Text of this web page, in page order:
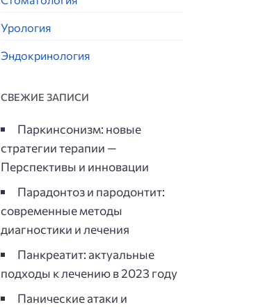
Урология
Эндокринология
СВЕЖИЕ ЗАПИСИ
Паркинсонизм: новые
стратегии терапии —
Перспективы и инновации
Парадонтоз и пародонтит:
современные методы
диагностики и лечения
Панкреатит: актуальные
подходы к лечению в 2023 году
Панические атаки и